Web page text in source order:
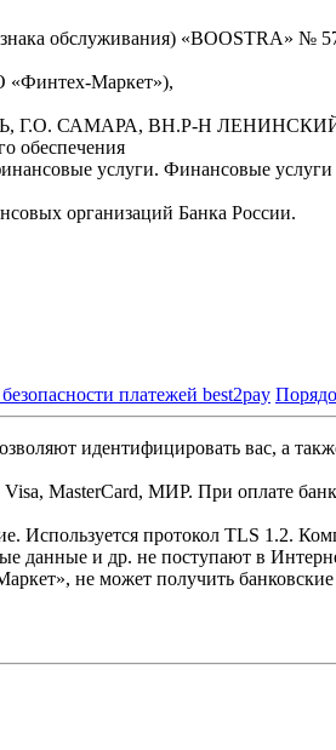
обслуживания) «BOOSTRA» №
«Финтех-Маркет»),
Г.О. САМАРА, ВН.Р-Н
обеспечения
услуги. Финансовые
организаций Банка России.
платежей best2pay
идентифицировать вас, а
MasterCard, МИР. При оплате
Используется протокол TLS 1.2.
данные и др. не поступают в
не может получить